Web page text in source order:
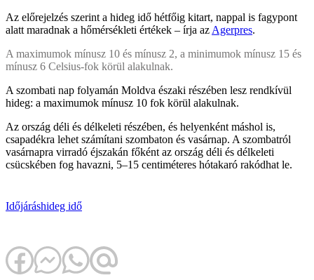
Az előrejelzés szerint a hideg idő hétfőig kitart, nappal is fagypont
alatt maradnak a hőmérsékleti értékek – írja az Agerpres.
A maximumok mínusz 10 és mínusz 2, a minimumok mínusz 15 és
mínusz 6 Celsius-fok körül alakulnak.
A szombati nap folyamán Moldva északi részében lesz rendkívül
hideg: a maximumok mínusz 10 fok körül alakulnak.
Az ország déli és délkeleti részében, és helyenként máshol is,
csapadékra lehet számítani szombaton és vasárnap. A szombatról
vasárnapra virradó éjszakán főként az ország déli és délkeleti
csücskében fog havazni, 5–15 centiméteres hótakaró rakódhat le.
Időjáráshideg idő